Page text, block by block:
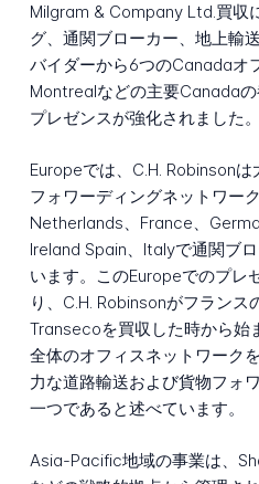
Milgram & Company Ltd.買収
グ、通関ブローカー、地上輸
バイダーから6つのCanadaオ
Montrealなどの主要Canada
プレゼンスが強化されました。
Europeでは、C.H. Robinson
フォワーディングネットワー
Netherlands、France、
Ireland Spain、Italyで通関ブ
います。このEuropeでのプレ
り、C.H. Robinsonがフラン
Transecoを買収した時から始
全体のオフィスネットワーク
力な道路輸送および貨物フォ
一つであると述べています。
Asia-Pacific地域の事業は、